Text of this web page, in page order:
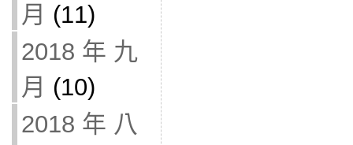
月 (11)
2018 年 九
月 (10)
2018 年 八